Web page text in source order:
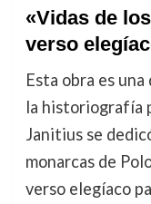
«Vidas de
verso
Esta obra es
la historiografía
Janitius se
monarcas de
verso elegíaco